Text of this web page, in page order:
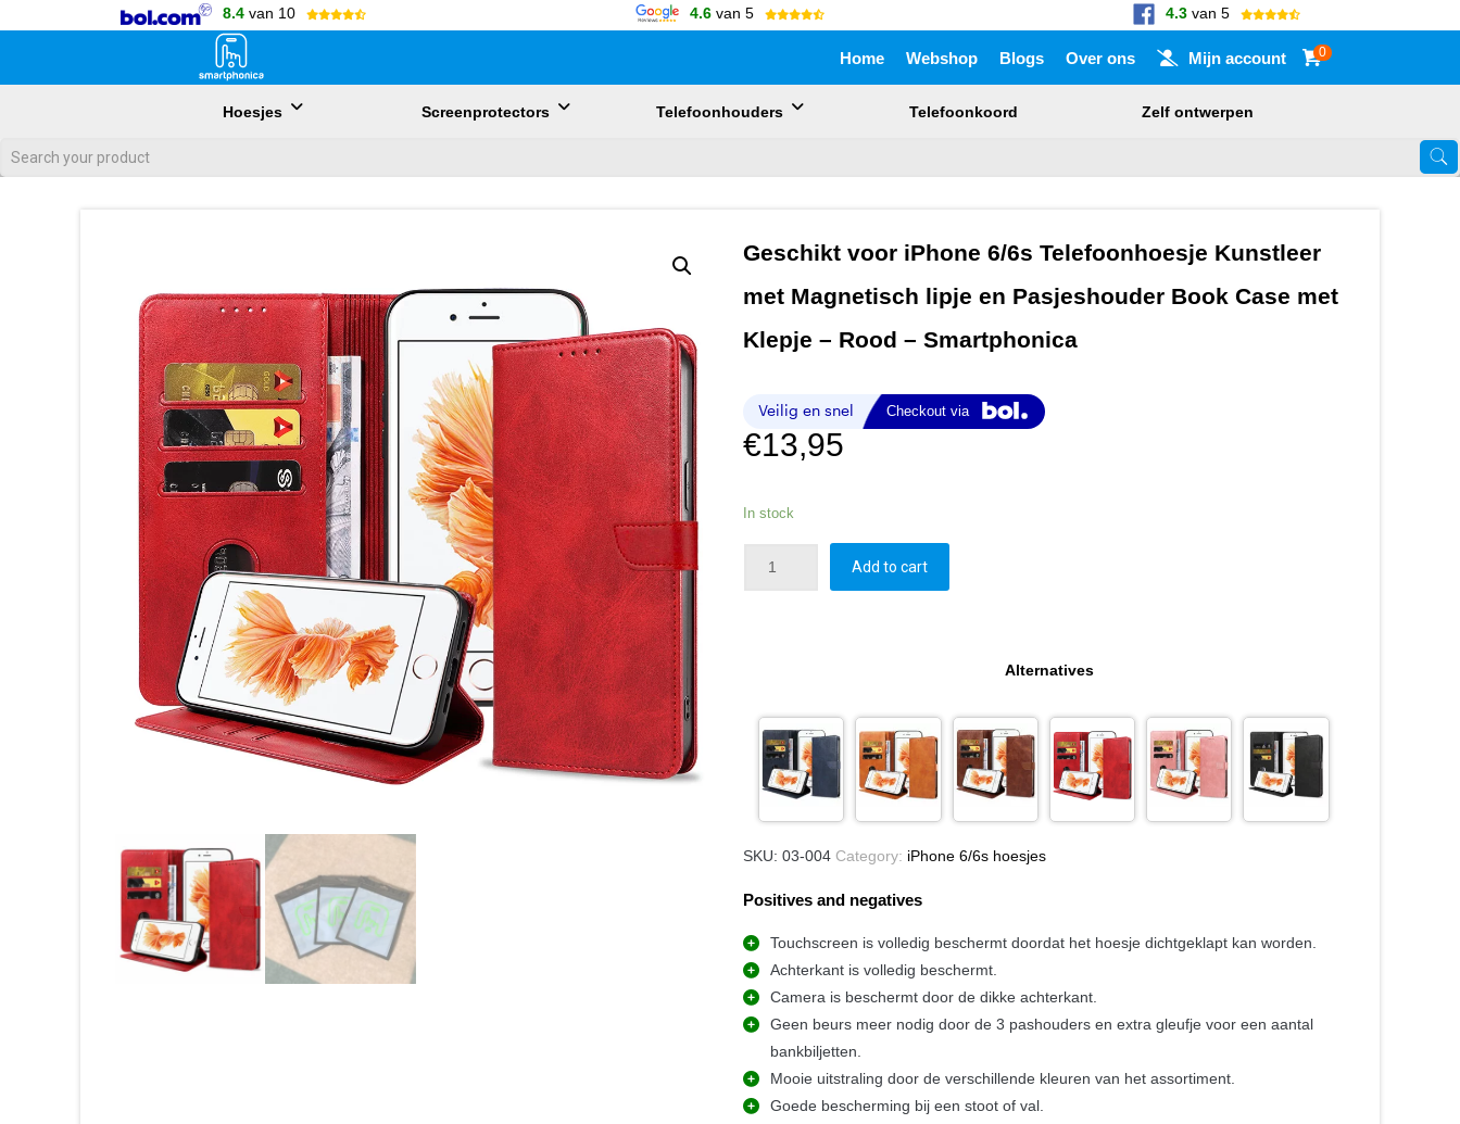
8.4 van 10 4.6 van 5 4.3 van 5
Home Webshop Blogs Over ons Mijn account 0
Hoesjes Screenprotectors Telefoonhouders Telefoonkoord Zelf ontwerpen
Geschikt voor iPhone 6/6s Telefoonhoesje Kunstleer
met Magnetisch lipje en Pasjeshouder Book Case met
Klepje – Rood – Smartphonica
€13,95
In stock
Add to cart
Alternatives
SKU: 03-004 Category: iPhone 6/6s hoesjes
Positives and negatives
Touchscreen is volledig beschermt doordat het hoesje dichtgeklapt kan worden.
Achterkant is volledig beschermt.
Camera is beschermt door de dikke achterkant.
Geen beurs meer nodig door de 3 pashouders en extra gleufje voor een aantal
bankbiljetten.
Mooie uitstraling door de verschillende kleuren van het assortiment.
Goede bescherming bij een stoot of val.